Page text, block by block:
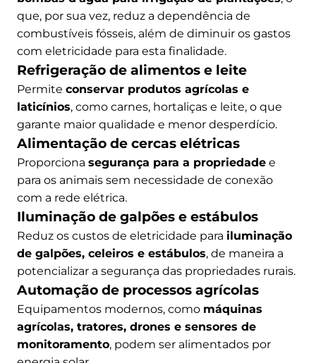
que, por sua vez, reduz a dependência de
combustíveis fósseis, além de diminuir os gastos
com eletricidade para esta finalidade.
Refrigeração de alimentos e leite
Permite conservar produtos agrícolas e
laticínios, como carnes, hortaliças e leite, o que
garante maior qualidade e menor desperdício.
Alimentação de cercas elétricas
Proporciona segurança para a propriedade e
para os animais sem necessidade de conexão
com a rede elétrica.
Iluminação de galpões e estábulos
Reduz os custos de eletricidade para iluminação
de galpões, celeiros e estábulos, de maneira a
potencializar a segurança das propriedades rurais.
Automação de processos agrícolas
Equipamentos modernos, como máquinas
agrícolas, tratores, drones e sensores de
monitoramento, podem ser alimentados por